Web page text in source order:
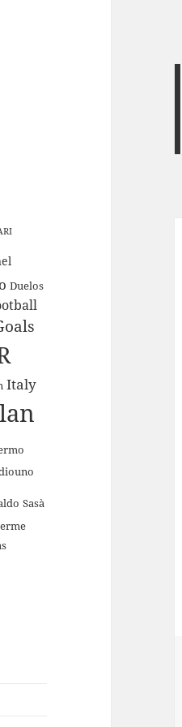
Duelos
Italy
Sasà